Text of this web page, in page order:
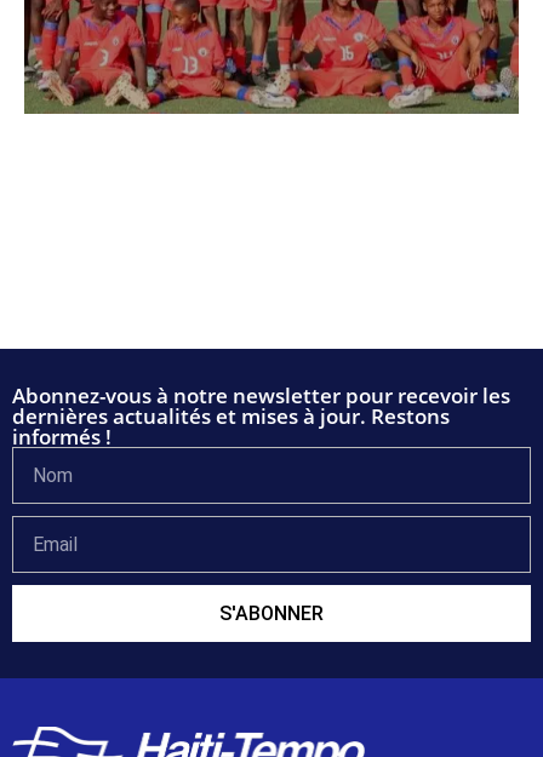
Abonnez-vous à notre newsletter pour recevoir les
dernières actualités et mises à jour. Restons
informés !
S'ABONNER